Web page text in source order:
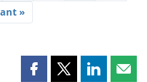
»
PartagerPartagerPartager